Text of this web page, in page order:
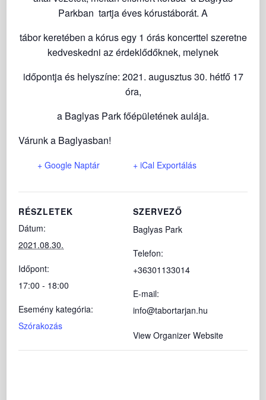
Parkban tartja éves kórustáborát. A
tábor keretében a kórus egy 1 órás koncerttel szeretne
kedveskedni az érdeklődőknek, melynek
időpontja és helyszíne: 2021. augusztus 30. hétfő 17
óra,
a Baglyas Park főépületének aulája.
Várunk a Baglyasban!
+ Google Naptár + iCal Exportálás
RÉSZLETEK
Dátum:
2021.08.30.
Időpont:
17:00 - 18:00
Esemény kategória:
Szórakozás
SZERVEZŐ
Baglyas Park
Telefon:
+36301133014
E-mail:
info@tabortarjan.hu
View Organizer Website